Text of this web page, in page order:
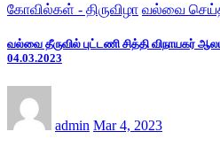
கோவில்கள் - திருவிழா வல்வை
வல்வை தீருவில் புட்டணி சித்தி விநாயகர்
04.03.2023
admin Mar 4, 2023